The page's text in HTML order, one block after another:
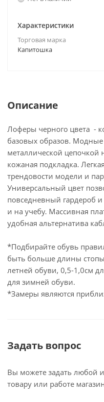
Характеристики
Торговая марка
Капитошка
Описание
Лоферы черного цвета -
базовых образов.
металлической цепочкой
кожаная подкладка.
трендовости модели и
Универсальный цвет
повседневный гардероб
и на учебу. Массивная
удобная альтернатива
*Подбирайте обувь
быть больше длины
летней обуви, 0,5-1,0см
для зимней обуви.
*Замеры являются
Задать вопрос
Вы можете задать любой
товару или работе